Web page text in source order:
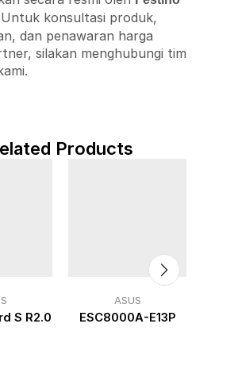
konsultasi produk,
dan penawaran harga
silakan menghubungi tim
Products
S R2.0
ASUS
ESC8000A-E13P